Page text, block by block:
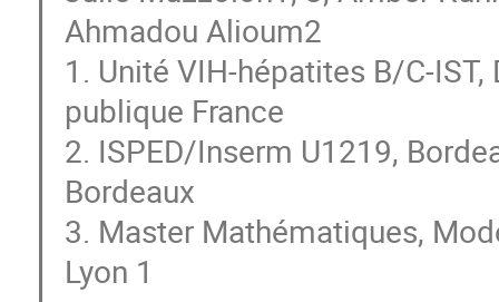
Ahmadou Alioum2
1. Unité VIH-hépatites B/C-
publique France
2. ISPED/Inserm U1219,
Bordeaux
3. Master Mathématiques,
Lyon 1